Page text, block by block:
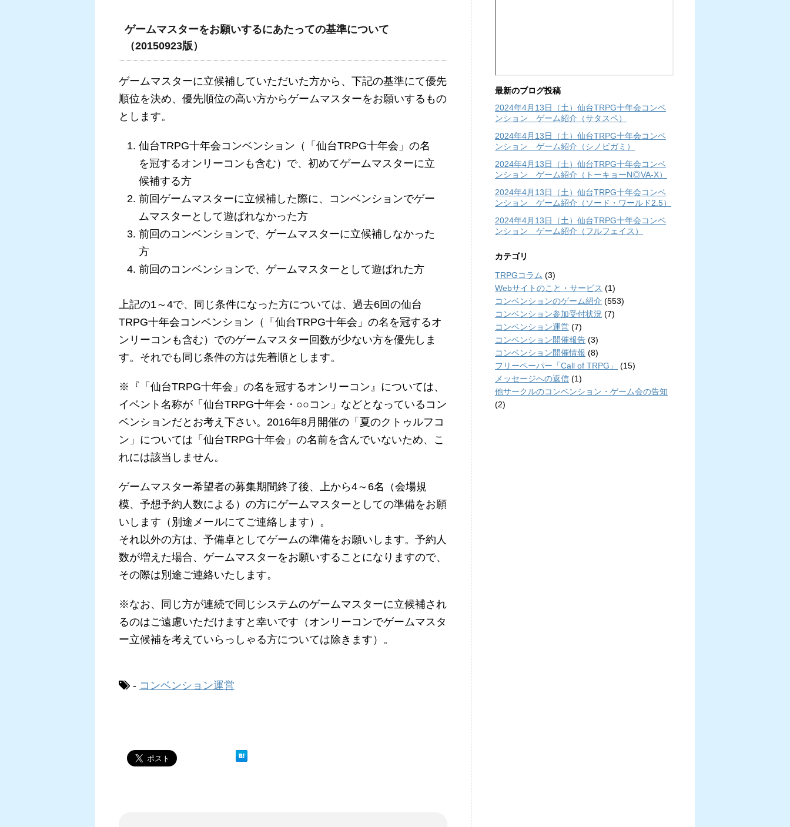
ゲームマスターをお願いするにあたっての基準について
（20150923版）
ゲームマスターに立候補していただいた方から、下記の基準にて優先
順位を決め、優先順位の高い方からゲームマスターをお願いするもの
とします。
仙台TRPG十年会コンベンション（「仙台TRPG十年会」の名
を冠するオンリーコンも含む）で、初めてゲームマスターに立
候補する方
前回ゲームマスターに立候補した際に、コンベンションでゲー
ムマスターとして遊ばれなかった方
前回のコンベンションで、ゲームマスターに立候補しなかった
方
前回のコンベンションで、ゲームマスターとして遊ばれた方
上記の1～4で、同じ条件になった方については、過去6回の仙台
TRPG十年会コンベンション（「仙台TRPG十年会」の名を冠するオ
ンリーコンも含む）でのゲームマスター回数が少ない方を優先しま
す。それでも同じ条件の方は先着順とします。
※『「仙台TRPG十年会」の名を冠するオンリーコン』については、
イベント名称が「仙台TRPG十年会・○○コン」などとなっているコン
ベンションだとお考え下さい。2016年8月開催の「夏のクトゥルフコ
ン」については「仙台TRPG十年会」の名前を含んでいないため、こ
れには該当しません。
ゲームマスター希望者の募集期間終了後、上から4～6名（会場規
模、予想予約人数による）の方にゲームマスターとしての準備をお願
いします（別途メールにてご連絡します）。
それ以外の方は、予備卓としてゲームの準備をお願いします。予約人
数が増えた場合、ゲームマスターをお願いすることになりますので、
その際は別途ご連絡いたします。
※なお、同じ方が連続で同じシステムのゲームマスターに立候補され
るのはご遠慮いただけますと幸いです（オンリーコンでゲームマスタ
ー立候補を考えていらっしゃる方については除きます）。
- コンベンション運営
最新のブログ投稿
2024年4月13日（土）仙台TRPG十年会コンベ
ンション ゲーム紹介（サタスペ）
2024年4月13日（土）仙台TRPG十年会コンベ
ンション ゲーム紹介（シノビガミ）
2024年4月13日（土）仙台TRPG十年会コンベ
ンション ゲーム紹介（トーキョーN◎VA-X）
2024年4月13日（土）仙台TRPG十年会コンベ
ンション ゲーム紹介（ソード・ワールド2.5）
2024年4月13日（土）仙台TRPG十年会コンベ
ンション ゲーム紹介（フルフェイス）
カテゴリ
TRPGコラム (3)
Webサイトのこと・サービス (1)
コンベンションのゲーム紹介 (553)
コンベンション参加受付状況 (7)
コンベンション運営 (7)
コンベンション開催報告 (3)
コンベンション開催情報 (8)
フリーペーパー「Call of TRPG」
(15)
メッセージへの返信 (1)
他サークルのコンベンション・ゲーム会の告知
(2)